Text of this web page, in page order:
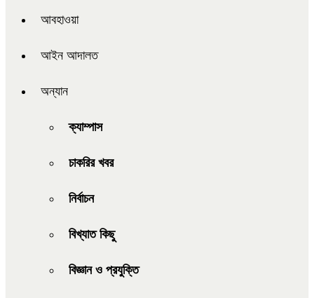
আবহাওয়া
আইন আদালত
অন্যান
ক্যাম্পাস
চাকরির খবর
নির্বাচন
বিখ্যাত কিছু
বিজ্ঞান ও প্রযুক্তি